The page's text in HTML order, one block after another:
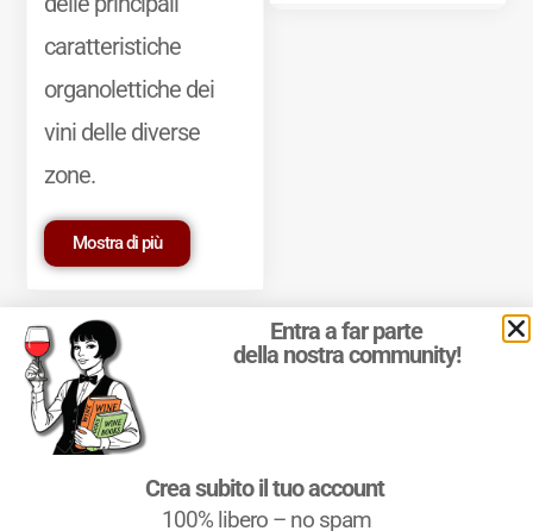
caratteristiche
organolettiche dei
vini delle diverse
zone.
Mostra di più
Marchio Reg. | P.IVA 03921390245
Condizioni d'uso|Privacy Policy|Cookie Policy
Entra a far parte
della nostra community!
Crea subito il tuo account
100% libero – no spam